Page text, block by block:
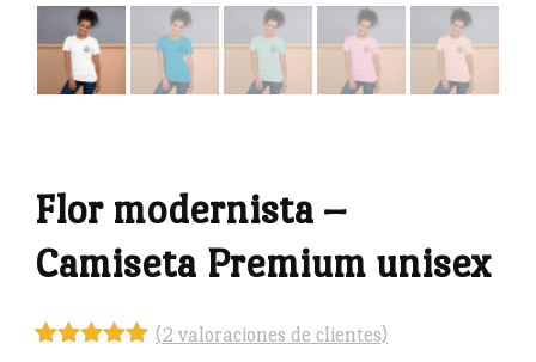
Flor modernista –
Camiseta Premium unisex
(2 valoraciones de clientes)